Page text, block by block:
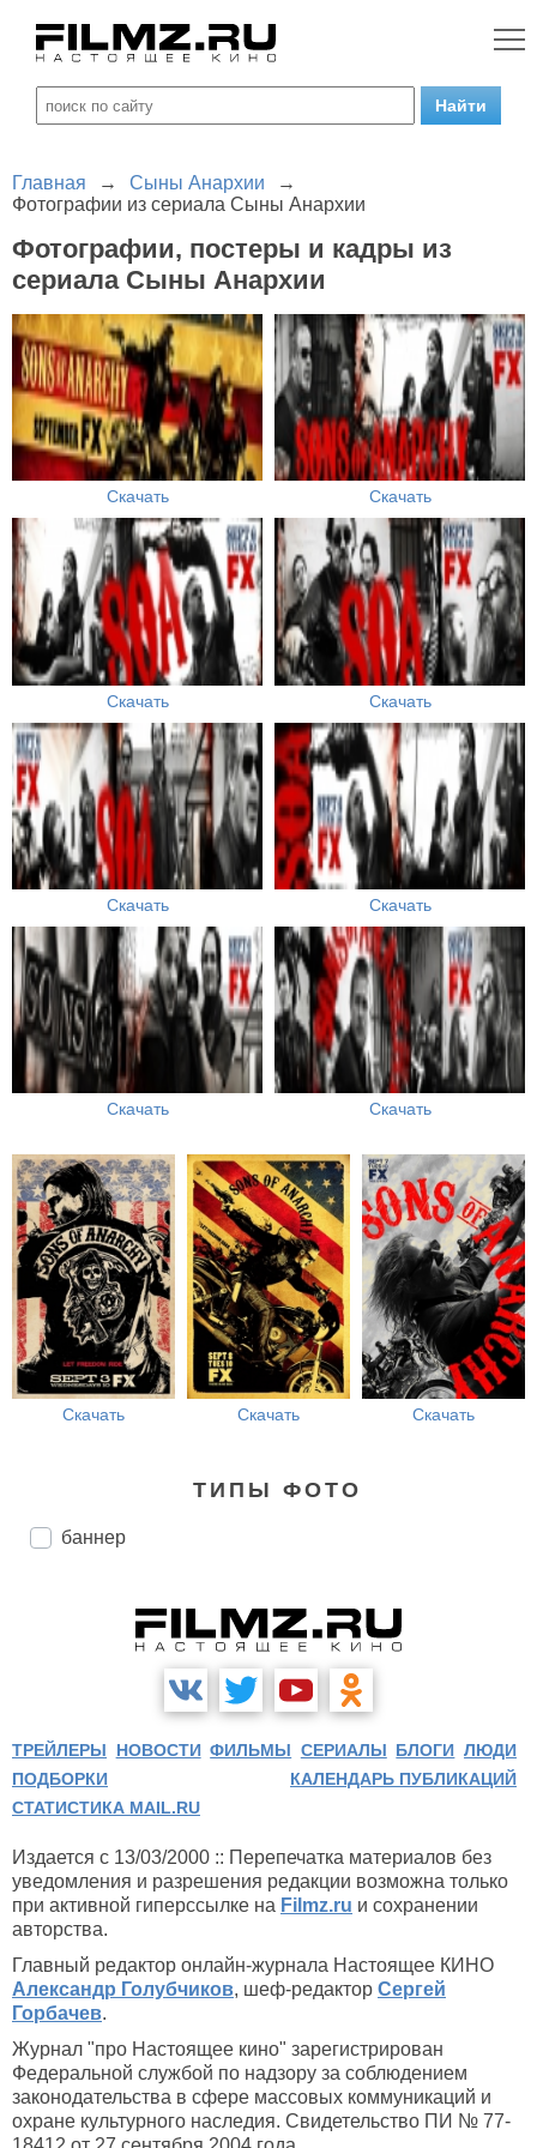
Главная → Сыны Анархии
→
Фотографии из сериала Сыны Анархии
Фотографии, постеры и кадры из
сериала Сыны Анархии
Скачать Скачать
Скачать Скачать
Скачать Скачать
Скачать Скачать
Скачать Скачать Скачать
ТИПЫ ФОТО
баннер
ТРЕЙЛЕРЫ НОВОСТИ ФИЛЬМЫ СЕРИАЛЫ БЛОГИ ЛЮДИ
ПОДБОРКИ
КАЛЕНДАРЬ ПУБЛИКАЦИЙ
СТАТИСТИКА MAIL.RU
Издается с 13/03/2000 :: Перепечатка материалов без
уведомления и разрешения редакции возможна только
при активной гиперссылке на Filmz.ru и сохранении
авторства.
Главный редактор онлайн-журнала Настоящее КИНО
Александр Голубчиков, шеф-редактор Сергей
Горбачев.
Журнал "про Настоящее кино" зарегистрирован
Федеральной службой по надзору за соблюдением
законодательства в сфере массовых коммуникаций и
охране культурного наследия. Свидетельство ПИ № 77-